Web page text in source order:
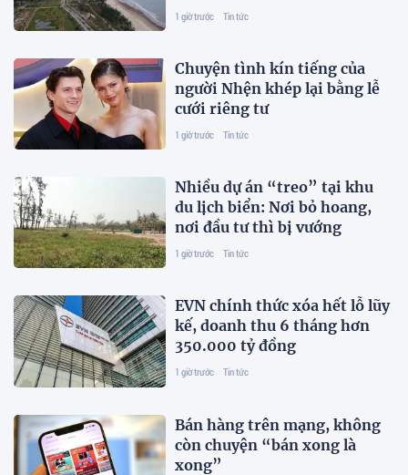
1 giờ trước Tin tức
Chuyện tình kín tiếng của
người Nhện khép lại bằng lễ
cưới riêng tư
1 giờ trước Tin tức
Nhiều dự án “treo” tại khu
du lịch biển: Nơi bỏ hoang,
nơi đầu tư thì bị vướng
1 giờ trước Tin tức
EVN chính thức xóa hết lỗ lũy
kế, doanh thu 6 tháng hơn
350.000 tỷ đồng
1 giờ trước Tin tức
Bán hàng trên mạng, không
còn chuyện “bán xong là
xong”